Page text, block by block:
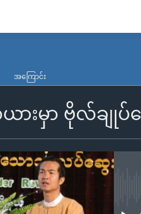
အကြောင်း
ားမှာ ဗိုလ်ချုပ်